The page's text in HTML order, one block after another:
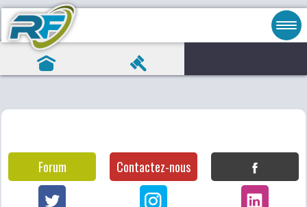
Forum Contactez-nous